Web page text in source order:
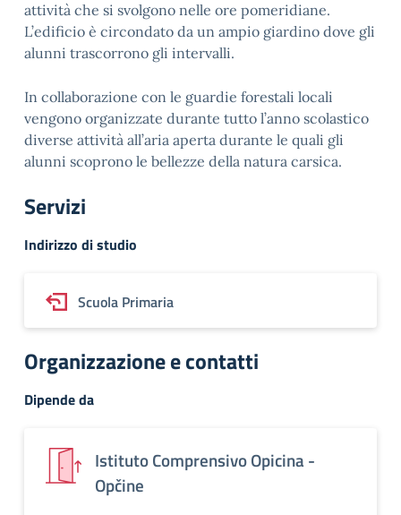
attività che si svolgono nelle ore pomeridiane.
L’edificio è circondato da un ampio giardino dove gli
alunni trascorrono gli intervalli.
In collaborazione con le guardie forestali locali
vengono organizzate durante tutto l’anno scolastico
diverse attività all’aria aperta durante le quali gli
alunni scoprono le bellezze della natura carsica.
Servizi
Indirizzo di studio
Scuola Primaria
Organizzazione e contatti
Dipende da
Istituto Comprensivo Opicina -
Opčine